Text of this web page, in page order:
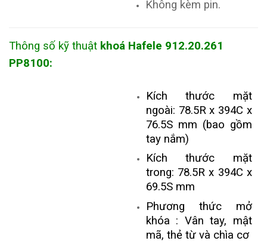
Không kèm pin.
Thông số kỹ thuật khoá Hafele 912.20.261
PP8100:
​Kích thước mặt
ngoài: 78.5R x 394C x
76.5S mm (bao gồm
tay nắm)
Kích thước mặt
trong: 78.5R x 394C x
69.5S mm
Phương thức mở
khóa : Vân tay, mật
mã, thẻ từ và chìa cơ